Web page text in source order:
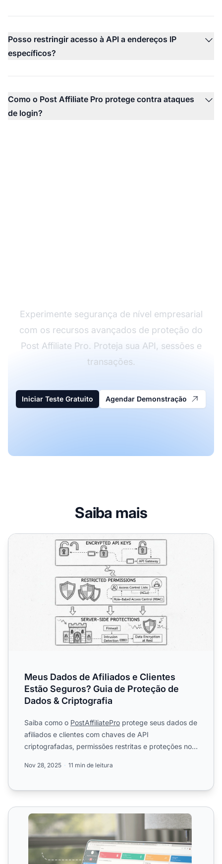
Posso restringir acesso à API a endereços IP
específicos?
Como o Post Affiliate Pro protege contra ataques
de login?
Experimente segurança de nível empresarial
com os recursos avançados de proteção do
Post Affiliate Pro. Proteja sua API, sessões e
transações.
Iniciar Teste Gratuito Agendar Demonstração
Saiba mais
Meus Dados de Afiliados e Clientes Estão Seguros?
Meus Dados de Afiliados e Clientes
Estão Seguros? Guia de Proteção de
Dados & Criptografia
Saiba como o PostAffiliatePro protege seus dados de
afiliados e clientes com chaves de API
criptografadas, permissões restritas e proteções no
Nov 28, 2025 11 min de leitura
Rastreamento de Login e Atividade de Afiliados